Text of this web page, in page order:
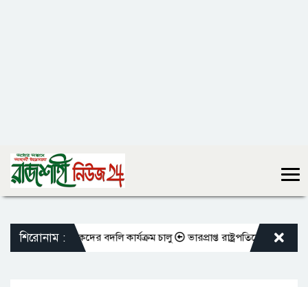
শিরোনাম :
শিক্ষকদের বদলি কার্যক্রম চালু ভারপ্রাপ্ত রাষ্ট্রপতিকে শুভেচ্ছা